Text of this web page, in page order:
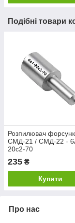
Подібні товари
Розпилювач
СМД-21 / СМД-22 -
20с2-70
235 ₴
Купити
Про нас